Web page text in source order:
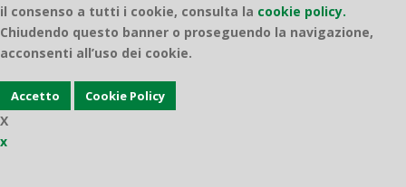
il consenso a tutti i cookie, consulta la cookie policy.
Chiudendo questo banner o proseguendo la navigazione,
acconsenti all’uso dei cookie.
Accetto Cookie Policy
X
x